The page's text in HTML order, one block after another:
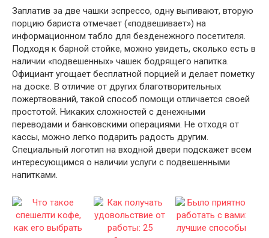
Заплатив за две чашки эспрессо, одну выпивают, вторую
порцию бариста отмечает («подвешивает») на
информационном табло для безденежного посетителя.
Подходя к барной стойке, можно увидеть, сколько есть в
наличии «подвешенных» чашек бодрящего напитка.
Официант угощает бесплатной порцией и делает пометку
на доске. В отличие от других благотворительных
пожертвований, такой способ помощи отличается своей
простотой. Никаких сложностей с денежными
переводами и банковскими операциями. Не отходя от
кассы, можно легко подарить радость другим.
Специальный логотип на входной двери подскажет всем
интересующимся о наличии услуги с подвешенными
напитками.